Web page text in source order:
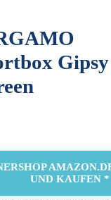
Gipsy
UND KAUFEN *